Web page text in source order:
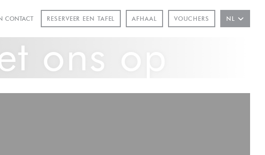
VENSTER))
CONTACT RESERVEER EEN TAFEL AFHAAL VOUCHERS NL
ons op